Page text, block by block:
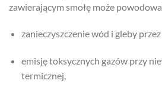
zawierającym smołę może
zanieczyszczenie wód i gleby
emisję toksycznych gazów przy
termicznej,